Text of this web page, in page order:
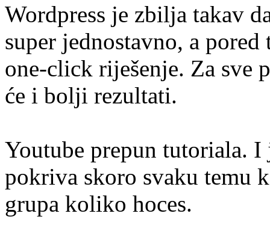
Wordpress je zbilja takav
super jednostavno, a
one-click riješenje. Za sve
će i bolji rezultati.
Youtube prepun tutoriala.
pokriva skoro svaku temu
grupa koliko hoces.